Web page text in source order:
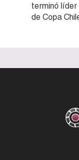
terminó líder
de Copa